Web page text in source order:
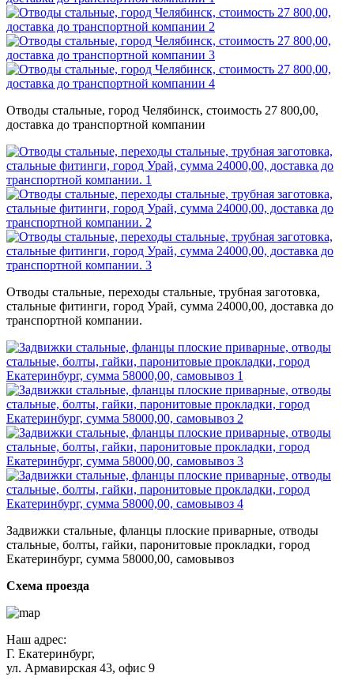
Отводы стальные, город Челябинск, стоимость 27 800,00,
доставка до транспортной компании
Отводы стальные, переходы стальные, трубная заготовка,
стальные фитинги, город Урай, сумма 24000,00, доставка до
транспортной компании.
Задвижки стальные, фланцы плоские приварные, отводы
стальные, болты, гайки, паронитовые прокладки, город
Екатеринбург, сумма 58000,00, самовывоз
Схема проезда
Наш адрес:
Г. Екатеринбург,
ул. Армавирская 43, офис 9